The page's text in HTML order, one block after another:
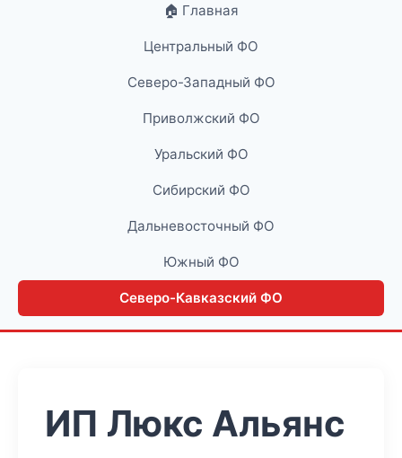
🏠 Главная
Центральный ФО
Северо-Западный ФО
Приволжский ФО
Уральский ФО
Сибирский ФО
Дальневосточный ФО
Южный ФО
Северо-Кавказский ФО
ИП Люкс Альянс